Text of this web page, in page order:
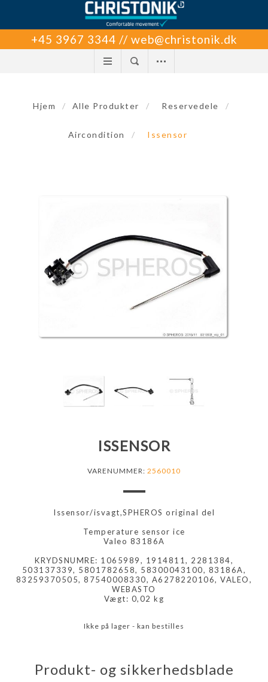
+45 3967 3344 // web@christonik.dk
Hjem / Alle Produkter / Reservedele /
Aircondition / Issensor
ISSENSOR
VARENUMMER: 2560010
Issensor/isvagt,SPHEROS original del
Temperature sensor ice
Valeo 83186A
KRYDSNUMRE: 1065989, 1914811, 2281384,
503137339, 5801782658, 58300043100, 83186A,
83259370505, 87540008330, A6278220106, VALEO,
WEBASTO
Vægt: 0,02 kg
Ikke på lager - kan bestilles
Produkt- og sikkerhedsblade